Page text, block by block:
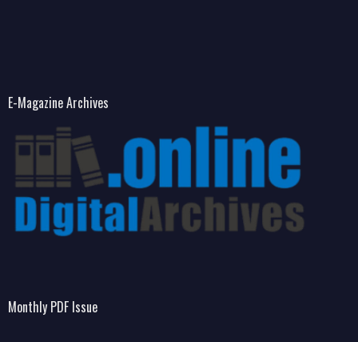
E-Magazine Archives
Monthly PDF Issue